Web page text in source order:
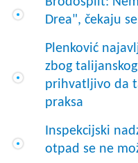
Drea", čekaju
Plenković
zbog
prihvatljivo da
praksa
Inspekcijski
otpad se ne